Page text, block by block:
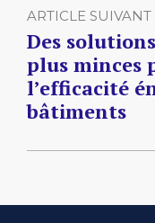
ARTICLE SUIVANT
Des
plus minces
l’efficacité
bâtiments